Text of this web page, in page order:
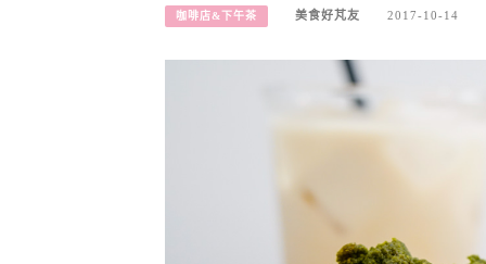
咖啡店&下午茶 美食好芃友 2017-10-14